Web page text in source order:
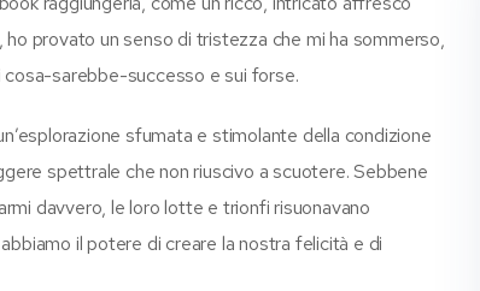
provato un senso di tristezza che mi ha sommerso,
cosa-sarebbe-successo e sui forse.
sfumata e stimolante della condizione
spettrale che non riuscivo a scuotere. Sebbene
davvero, le loro lotte e trionfi risuonavano
il potere di creare la nostra felicità e di